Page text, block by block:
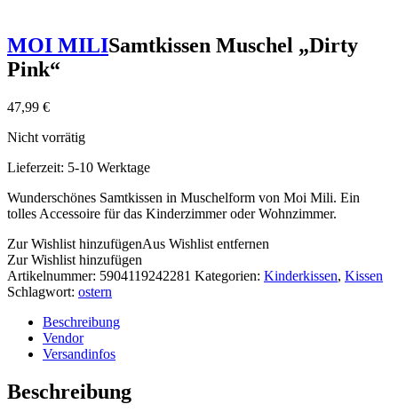
MOI MILISamtkissen Muschel „Dirty
Pink“
47,99 €
Nicht vorrätig
Lieferzeit: 5-10 Werktage
Wunderschönes Samtkissen in Muschelform von Moi Mili. Ein
tolles Accessoire für das Kinderzimmer oder Wohnzimmer.
Zur Wishlist hinzufügenAus Wishlist entfernen
Zur Wishlist hinzufügen
Artikelnummer: 5904119242281 Kategorien: Kinderkissen, Kissen
Schlagwort: ostern
Beschreibung
Vendor
Versandinfos
Beschreibung